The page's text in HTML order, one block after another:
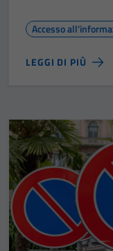
Accesso
LEGGI DI PIÙ